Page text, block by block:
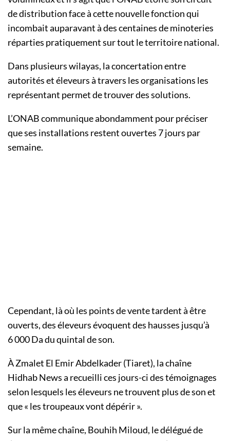
de distribution face à cette nouvelle fonction qui
incombait auparavant à des centaines de minoteries
réparties pratiquement sur tout le territoire national.
Dans plusieurs wilayas, la concertation entre
autorités et éleveurs à travers les organisations les
représentant permet de trouver des solutions.
L’ONAB communique abondamment pour préciser
que ses installations restent ouvertes 7 jours par
semaine.
Cependant, là où les points de vente tardent à être
ouverts, des éleveurs évoquent des hausses jusqu’à
6 000 Da du quintal de son.
À Zmalet El Emir Abdelkader (Tiaret), la chaîne
Hidhab News a recueilli ces jours-ci des témoignages
selon lesquels les éleveurs ne trouvent plus de son et
que « les troupeaux vont dépérir ».
Sur la même chaîne, Bouhih Miloud, le délégué de